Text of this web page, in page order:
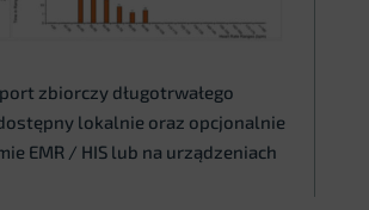
zbiorczy długotrwałego
dostępny lokalnie oraz opcjonalnie
EMR / HIS lub na urządzeniach